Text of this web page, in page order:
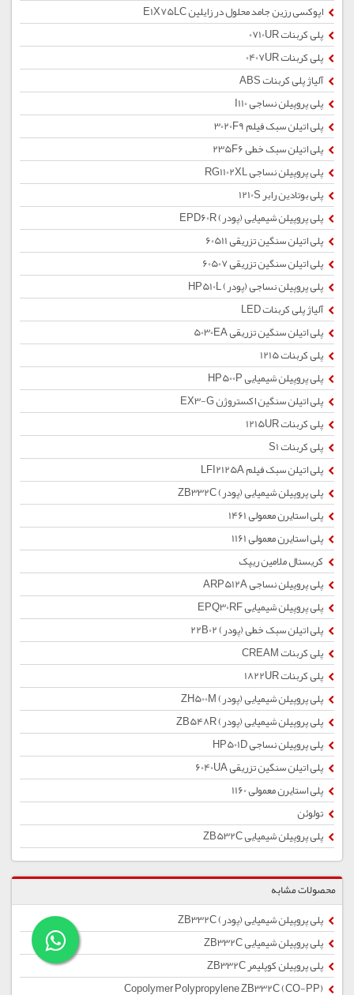
اپوکسی رزین جامد محلول در زایلین E1X75LC
پلی کربنات 0710UR
پلی کربنات 0407UR
آلیاژ پلی کربنات ABS
پلی پروپیلن نساجی I110
پلی اتیلن سبک فیلم 3020F9
پلی اتیلن سبک خطی 235F6
پلی پروپیلن نساجی RG1102XL
پلی بوتادین رابر 1210S
پلی پروپیلن شیمیایی (پودر) EPD60R
پلی اتیلن سنگین تزریقی 60511
پلی اتیلن سنگین تزریقی 60507
پلی پروپیلن نساجی (پودر) HP510L
آلیاژ پلی کربنات LED
پلی اتیلن سنگین تزریقی 5030EA
پلی کربنات 1215
پلی پروپیلن شیمیایی HP500P
پلی اتیلن سنگین اکستروژن EX3-G
پلی کربنات 1215UR
پلی کربنات S1
پلی اتیلن سبک فیلم LFI2125A
پلی پروپیلن شیمیایی (پودر) ZB332C
پلی استایرن معمولی 1461
پلی استایرن معمولی 1161
کریستال ملامین ریپک
پلی پروپیلن نساجی ARP512A
پلی پروپیلن شیمیایی EPQ30RF
پلی اتیلن سبک خطی (پودر) 22B02
پلی کربنات CREAM
پلی کربنات 1822UR
پلی پروپیلن شیمیایی (پودر) ZH500M
پلی پروپیلن شیمیایی (پودر) ZB548R
پلی پروپیلن نساجی HP501D
پلی اتیلن سنگین تزریقی 6040UA
پلی استایرن معمولی 1160
تولوئن
پلی پروپیلن شیمیایی ZB532C
محصولات مشابه
پلی پروپیلن شیمیایی (پودر) ZB332C
پلی پروپیلن شیمیایی ZB332C
پلی پروپیلن کوپلیمر ZB332C